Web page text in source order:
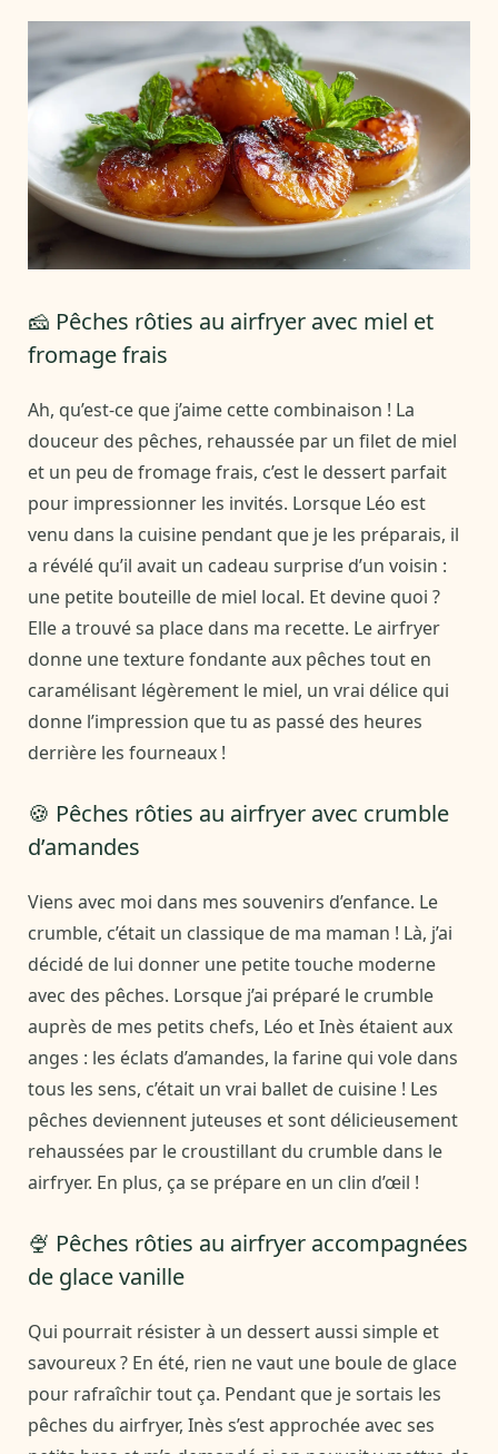
🧀 Pêches rôties au airfryer avec miel et
fromage frais
Ah, qu’est-ce que j’aime cette combinaison ! La
douceur des pêches, rehaussée par un filet de miel
et un peu de fromage frais, c’est le dessert parfait
pour impressionner les invités. Lorsque Léo est
venu dans la cuisine pendant que je les préparais, il
a révélé qu’il avait un cadeau surprise d’un voisin :
une petite bouteille de miel local. Et devine quoi ?
Elle a trouvé sa place dans ma recette. Le airfryer
donne une texture fondante aux pêches tout en
caramélisant légèrement le miel, un vrai délice qui
donne l’impression que tu as passé des heures
derrière les fourneaux !
🍪 Pêches rôties au airfryer avec crumble
d’amandes
Viens avec moi dans mes souvenirs d’enfance. Le
crumble, c’était un classique de ma maman ! Là, j’ai
décidé de lui donner une petite touche moderne
avec des pêches. Lorsque j’ai préparé le crumble
auprès de mes petits chefs, Léo et Inès étaient aux
anges : les éclats d’amandes, la farine qui vole dans
tous les sens, c’était un vrai ballet de cuisine ! Les
pêches deviennent juteuses et sont délicieusement
rehaussées par le croustillant du crumble dans le
airfryer. En plus, ça se prépare en un clin d’œil !
🍨 Pêches rôties au airfryer accompagnées
de glace vanille
Qui pourrait résister à un dessert aussi simple et
savoureux ? En été, rien ne vaut une boule de glace
pour rafraîchir tout ça. Pendant que je sortais les
pêches du airfryer, Inès s’est approchée avec ses